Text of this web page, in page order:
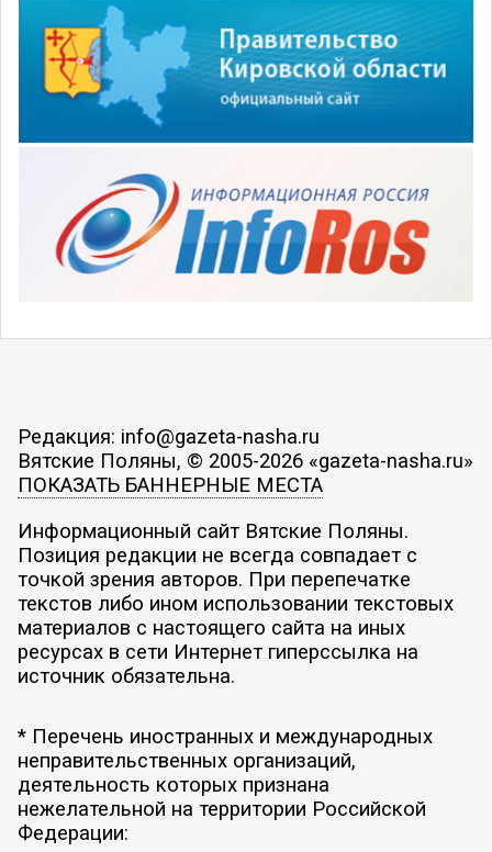
Редакция: info@gazeta-nasha.ru
Вятские Поляны, © 2005-2026 «gazeta-nasha.ru»
ПОКАЗАТЬ БАННЕРНЫЕ МЕСТА
Информационный сайт Вятские Поляны.
Позиция редакции не всегда совпадает с
точкой зрения авторов. При перепечатке
текстов либо ином использовании текстовых
материалов с настоящего сайта на иных
ресурсах в сети Интернет гиперссылка на
источник обязательна.
* Перечень иностранных и международных
неправительственных организаций,
деятельность которых признана
нежелательной на территории Российской
Федерации: